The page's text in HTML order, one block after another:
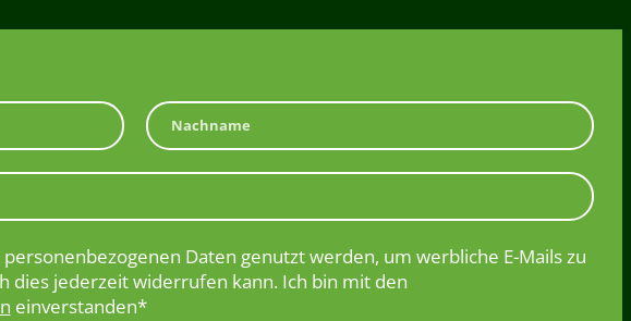
Daten genutzt werden, um werbliche E-Mails zu
dies jederzeit widerrufen kann. Ich bin mit den
einverstanden*